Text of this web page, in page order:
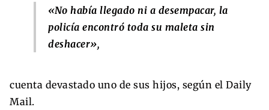
«No había llegado ni a desempacar, la
policía encontró toda su maleta sin
deshacer»,
cuenta devastado uno de sus hijos, según el Daily
Mail.